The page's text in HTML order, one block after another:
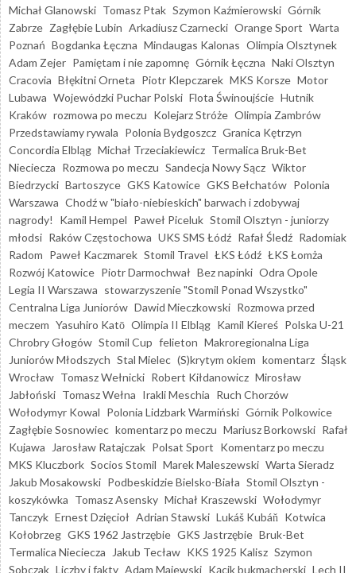
Michał Glanowski Tomasz Ptak Szymon Kaźmierowski Górnik
Zabrze Zagłębie Lubin Arkadiusz Czarnecki Orange Sport Warta
Poznań Bogdanka Łęczna Mindaugas Kalonas Olimpia Olsztynek
Adam Zejer Pamiętam i nie zapomnę Górnik Łęczna Naki Olsztyn
Cracovia Błękitni Orneta Piotr Klepczarek MKS Korsze Motor
Lubawa Wojewódzki Puchar Polski Flota Świnoujście Hutnik
Kraków rozmowa po meczu Kolejarz Stróże Olimpia Zambrów
Przedstawiamy rywala Polonia Bydgoszcz Granica Kętrzyn
Concordia Elbląg Michał Trzeciakiewicz Termalica Bruk-Bet
Nieciecza Rozmowa po meczu Sandecja Nowy Sącz Wiktor
Biedrzycki Bartoszyce GKS Katowice GKS Bełchatów Polonia
Warszawa Chodź w "biało-niebieskich" barwach i zdobywaj
nagrody!
Kamil Hempel Paweł Piceluk Stomil Olsztyn - juniorzy
młodsi Raków Częstochowa UKS SMS Łódź Rafał Śledź Radomiak
Radom Paweł Kaczmarek Stomil Travel ŁKS Łódź ŁKS Łomża
Rozwój Katowice Piotr Darmochwał Bez napinki Odra Opole
Legia II Warszawa stowarzyszenie "Stomil Ponad Wszystko"
Centralna Liga Juniorów Dawid Mieczkowski Rozmowa przed
meczem Yasuhiro Katō Olimpia II Elbląg Kamil Kiereś Polska U-21
Chrobry Głogów Stomil Cup felieton Makroregionalna Liga
Juniorów Młodszych Stal Mielec (S)krytym okiem komentarz Śląsk
Wrocław Tomasz Wełnicki Robert Kiłdanowicz Mirosław
Jabłoński Tomasz Wełna Irakli Meschia Ruch Chorzów
Wołodymyr Kowal Polonia Lidzbark Warmiński Górnik Polkowice
Zagłębie Sosnowiec komentarz po meczu Mariusz Borkowski Rafał
Kujawa
Jarosław Ratajczak Polsat Sport Komentarz po meczu
MKS Kluczbork Socios Stomil Marek Maleszewski Warta Sieradz
Jakub Mosakowski Podbeskidzie Bielsko-Biała Stomil Olsztyn -
koszykówka Tomasz Asensky Michał Kraszewski Wołodymyr
Tanczyk Ernest Dzięcioł Adrian Stawski Lukáš Kubáň Kotwica
Kołobrzeg GKS 1962 Jastrzębie GKS Jastrzębie Bruk-Bet
Termalica Nieciecza
Jakub Tecław KKS 1925 Kalisz Szymon
Sobczak Liczby i fakty Adam Majewski Kącik bukmacherski Lech II